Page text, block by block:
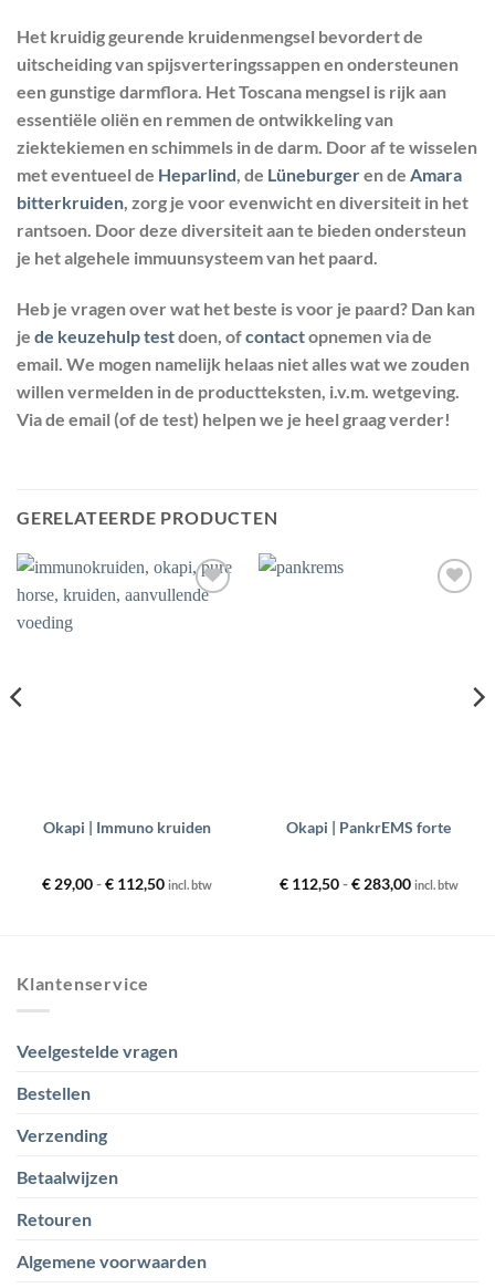
Het kruidig geurende kruidenmengsel bevordert de
uitscheiding van spijsverteringssappen en ondersteunen
een gunstige darmflora. Het Toscana mengsel is rijk aan
essentiële oliën en remmen de ontwikkeling van
ziektekiemen en schimmels in de darm. Door af te wisselen
met eventueel de Heparlind, de Lüneburgeren de Amara
bitterkruiden, zorg je voor evenwicht en diversiteit in het
rantsoen. Door deze diversiteit aan te bieden ondersteun
je het algehele immuunsysteem van het paard.
Heb je vragen over wat het beste is voor je paard? Dan kan
je de keuzehulp testdoen, ofcontactopnemen via de
email. We mogen namelijk helaas niet alles wat we zouden
willen vermelden in de productteksten, i.v.m. wetgeving.
Via de email (of de test) helpen we je heel graag verder!
GERELATEERDE PRODUCTEN
Okapi | Immuno kruiden
€29,00 - €112,50Prijsklasse:
incl. btw
Okapi | PankrEMS forte
€112,50 - €283,00Prijsklasse:
incl. btw
Klantenservice
Veelgestelde vragen
Bestellen
Verzending
Betaalwijzen
Retouren
Algemene voorwaarden